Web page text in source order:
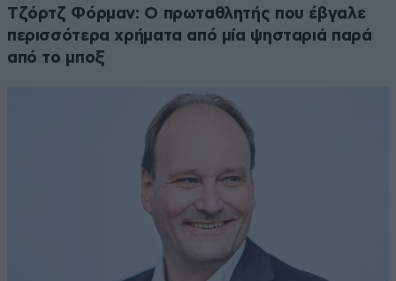
Τζόρτζ Φόρμαν: Ο πρωταθλητής που έβγαλε
περισσότερα χρήματα από μία ψησταριά παρά
από το μποξ